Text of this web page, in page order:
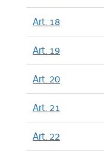
Art. 18
Art. 19
Art. 20
Art. 21
Art. 22